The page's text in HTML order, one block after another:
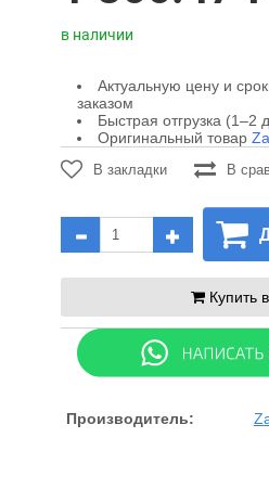
в наличии
Актуальную цену и
заказом
Быстрая отгрузка (1–2
Оригинальный товар
В закладки В
Купить
Производитель: